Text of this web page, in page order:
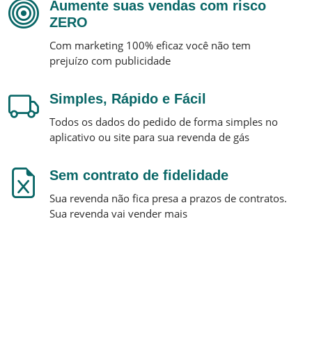
Aumente suas vendas com risco
ZERO
Com marketing 100% eficaz você não tem
prejuízo com publicidade
Simples, Rápido e Fácil
Todos os dados do pedido de forma simples no
aplicativo ou site para sua revenda de gás
Sem contrato de fidelidade
Sua revenda não fica presa a prazos de contratos.
Sua revenda vai vender mais